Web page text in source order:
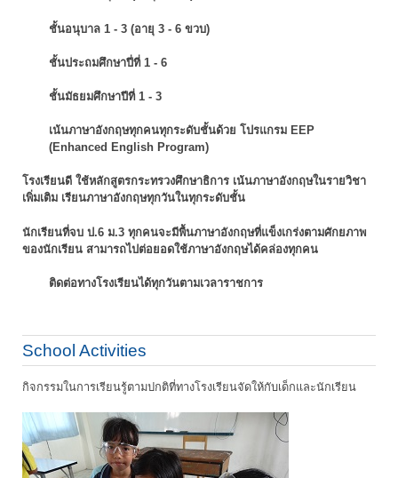
ชั้นอนุบาล 1 - 3 (อายุ 3 - 6 ขวบ)
ชั้นประถมศึกษาปี่ที่ 1 - 6
ชั้นมัธยมศึกษาปีที่ 1 - 3
เน้นภาษาอังกฤษทุกคนทุกระดับชั้นด้วย โปรแกรม EEP
(Enhanced English Program)
โรงเรียนดี ใช้หลักสูตรกระทรวงศึกษาธิการ เน้นภาษาอังกฤษในรายวิชา
เพิ่มเติม เรียนภาษาอังกฤษทุกวันในทุกระดับชั้น
นักเรียนที่จบ ป.6 ม.3 ทุกคนจะมีพื้นภาษาอังกฤษที่แข็งเกร่งตามศักยภาพ
ของนักเรียน สามารถไปต่อยอดใช้ภาษาอังกฤษได้คล่องทุกคน
ติดต่อทางโรงเรียนได้ทุกวันตามเวลาราชการ
School Activities
กิจกรรมในการเรียนรู้ตามปกติที่ทางโรงเรียนจัดให้กับเด็กและนักเรียน